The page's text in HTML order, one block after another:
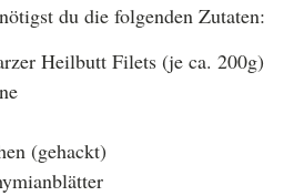
du die folgenden Zutaten:
Heilbutt Filets (je ca. 200g)
(gehackt)